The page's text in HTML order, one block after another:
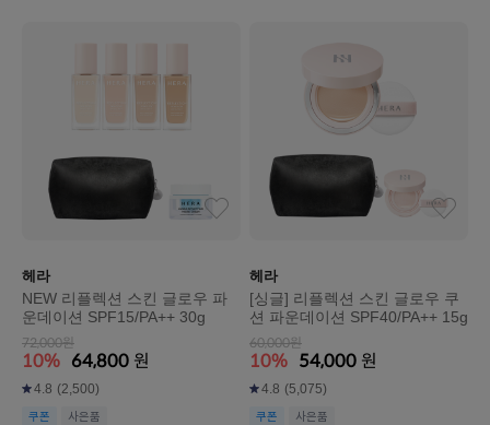
헤라
NEW 리플렉션 스킨 글로우 파
운데이션 SPF15/PA++ 30g
72,000원
10% 64,800 원
4.8 (2,500)
쿠폰 사은품
헤라
[싱글] 리플렉션 스킨 글로우 쿠
션 파운데이션 SPF40/PA++ 15g
60,000원
10% 54,000 원
4.8 (5,075)
쿠폰 사은품